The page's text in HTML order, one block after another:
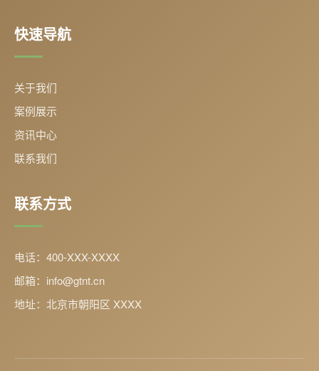
快速导航
关于我们
案例展示
资讯中心
联系我们
联系方式
电话：400-XXX-XXXX
邮箱：info@gtnt.cn
地址：北京市朝阳区 XXXX